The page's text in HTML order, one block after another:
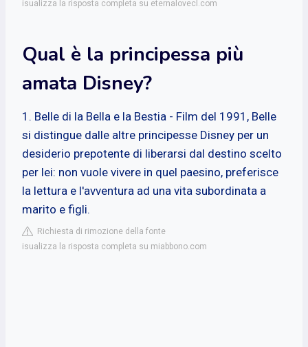
isualizza la risposta completa su eternalovecl.com
Qual è la principessa più
amata Disney?
1. Belle di la Bella e la Bestia - Film del 1991, Belle
si distingue dalle altre principesse Disney per un
desiderio prepotente di liberarsi dal destino scelto
per lei: non vuole vivere in quel paesino, preferisce
la lettura e l'avventura ad una vita subordinata a
marito e figli.
Richiesta di rimozione della fonte
isualizza la risposta completa su miabbono.com